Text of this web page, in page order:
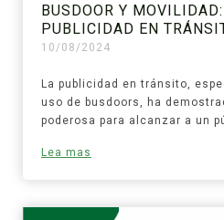
BUSDOOR Y
PUBLICIDAD EN
10/08/2024
La publicidad en tránsito,
uso de busdoors, ha
poderosa para alcanzar a un
Lea mas